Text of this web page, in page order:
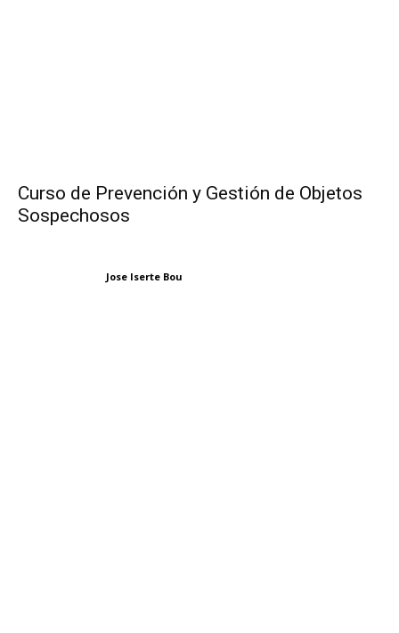
Curso de Prevención y Gestión de Objetos
Sospechosos
Jose Iserte Bou